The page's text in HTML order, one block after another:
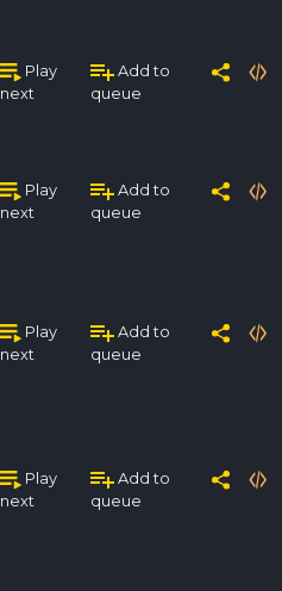
Play
next
Add to
queue
Play
next
Add to
queue
Play
next
Add to
queue
Play
next
Add to
queue